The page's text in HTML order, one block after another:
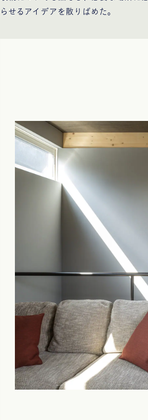
らせるアイデアを散りばめた。